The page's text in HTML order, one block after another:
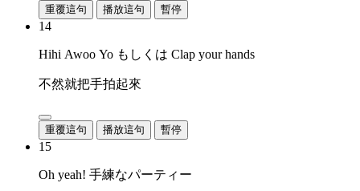
重覆這句 播放這句 暫停
14
Hihi Awoo Yo もしくは Clap your hands
不然就把手拍起來
重覆這句 播放這句 暫停
15
Oh yeah! 手練なパーティー